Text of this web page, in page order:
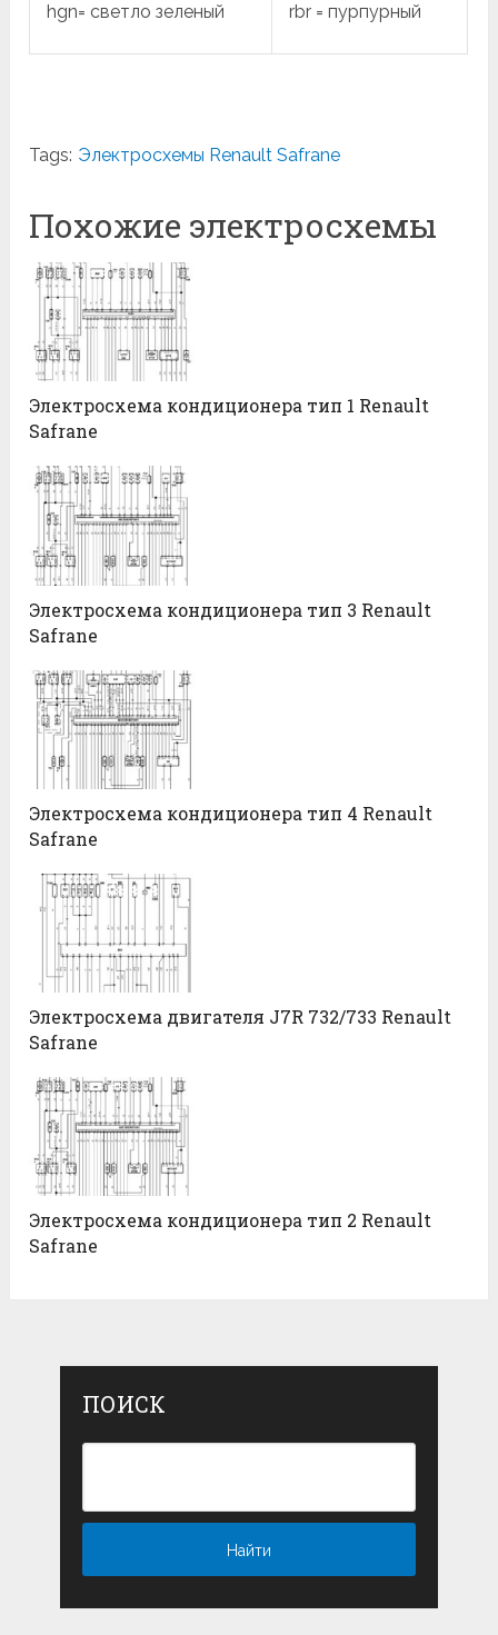
hgn= светло зеленый rbr = пурпурный
Tags: Электросхемы Renault Safrane
Похожие электросхемы
Электросхема кондиционера тип 1 Renault
Safrane
Электросхема кондиционера тип 3 Renault
Safrane
Электросхема кондиционера тип 4 Renault
Safrane
Электросхема двигателя J7R 732/733 Renault
Safrane
Электросхема кондиционера тип 2 Renault
Safrane
ПОИСК